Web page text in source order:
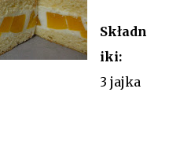
Składn
iki:
3 jajka